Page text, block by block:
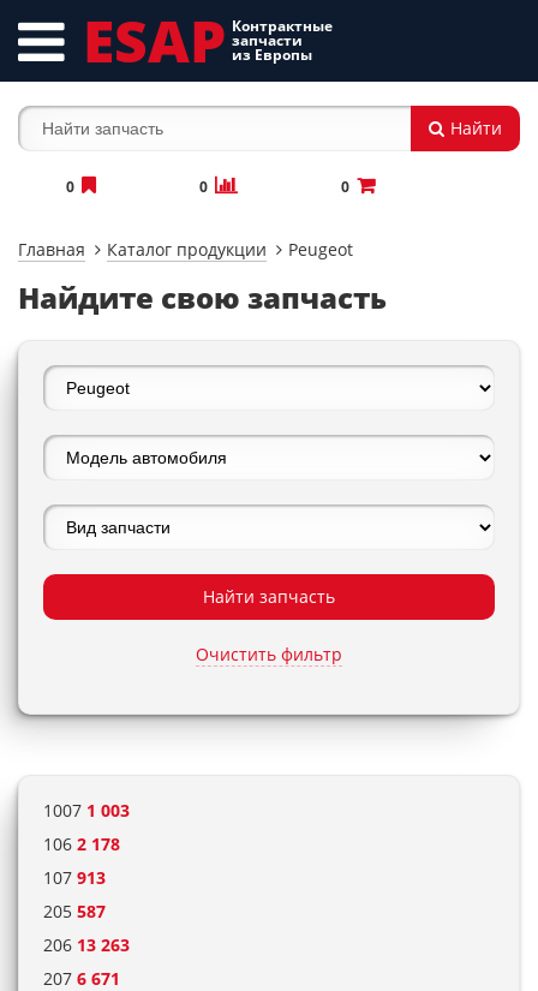
ESAP Контрактные
запчасти
из Европы
Найти
0 0 0
Главная Каталог продукции Peugeot
Найдите свою запчасть
Найти запчасть
Очистить фильтр
1007 1 003
106 2 178
107 913
205 587
206 13 263
207 6 671